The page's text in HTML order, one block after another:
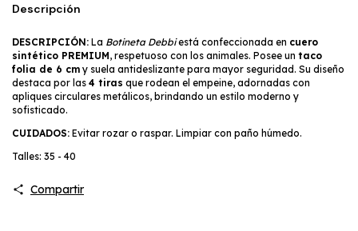
Descripción
DESCRIPCIÓN: La Botineta Debbiestá confeccionada en cuero
sintético PREMIUM, respetuoso con los animales. Posee un taco
folia de 6 cm y suela antideslizante para mayor seguridad. Su diseño
destaca por las 4 tiras que rodean el empeine, adornadas con
apliques circulares metálicos, brindando un estilo moderno y
sofisticado.
CUIDADOS: Evitar rozar o raspar. Limpiar con paño húmedo.
Talles: 35 - 40
Compartir